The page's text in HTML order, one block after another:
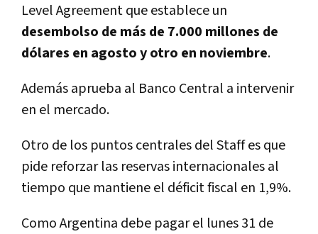
Level Agreement que establece un
desembolso de más de 7.000 millones de
dólares en agosto y otro en noviembre.
Además aprueba al Banco Central a intervenir
en el mercado.
Otro de los puntos centrales del Staff es que
pide reforzar las reservas internacionales al
tiempo que mantiene el déficit fiscal en 1,9%.
Como Argentina debe pagar el lunes 31 de